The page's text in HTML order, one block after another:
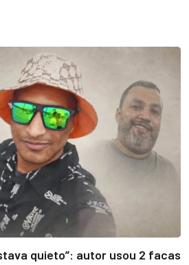
quieto”: autor usou 2 facas